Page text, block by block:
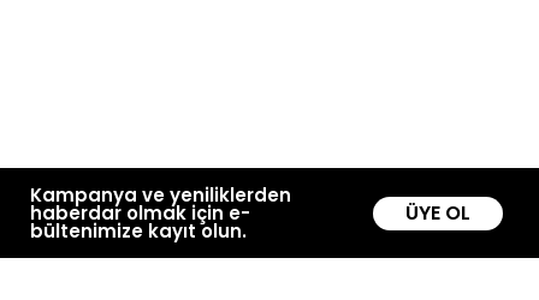
Kampanya ve yeniliklerden
haberdar olmak için e-
bültenimize kayıt olun.
ÜYE OL